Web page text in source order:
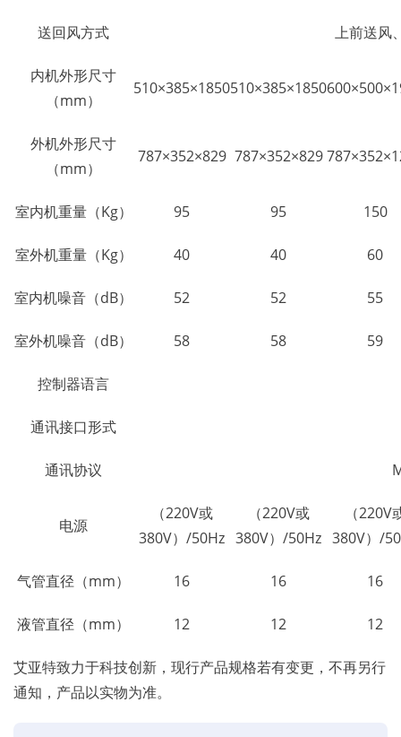
送回风方式 上前送风
内机外形尺寸
（mm）
510×385×1850510×385×1850
外机外形尺寸
（mm）
787×352×829 787×352×829
室内机重量（Kg） 95 95 150
室外机重量（Kg） 40 40 60
室内机噪音（dB） 52 52 55
室外机噪音（dB） 58 58 59
控制器语言
通讯接口形式
通讯协议
电源
（220V或
380V）/50Hz
（220V或
380V）/50Hz
（220V
380V）/
气管直径（mm） 16 16 16
液管直径（mm） 12 12 12
艾亚特致力于科技创新，现行产品规格若有变更，不再另行
通知，产品以实物为准。